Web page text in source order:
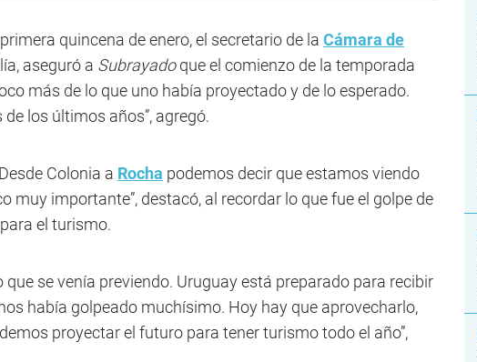
quincena de enero, el secretario de la Cámara de
aseguró a Subrayadoque el comienzo de la temporada
más de lo que uno había proyectado y de lo esperado.
los últimos años”, agregó.
Colonia a Rocha podemos decir que estamos viendo
muy importante”, destacó, al recordar lo que fue el golpe de
el turismo.
que se venía previendo. Uruguay está preparado para recibir
había golpeado muchísimo. Hoy hay que aprovecharlo,
proyectar el futuro para tener turismo todo el año”,